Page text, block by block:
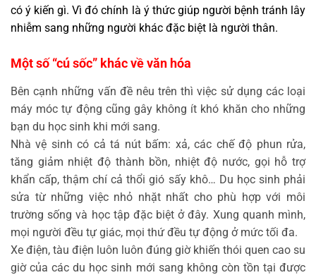
có ý kiến gì. Vì đó chính là ý thức giúp người bệnh tránh lây
nhiễm sang những người khác đặc biệt là người thân.
Một số “cú sốc” khác về văn hóa
Bên cạnh những vấn đề nêu trên thì việc sử dụng các loại
máy móc tự động cũng gây không ít khó khăn cho những
bạn du học sinh khi mới sang.
Nhà vệ sinh có cả tá nút bấm: xả, các chế độ phun rửa,
tăng giảm nhiệt độ thành bồn, nhiệt độ nước, gọi hỗ trợ
khẩn cấp, thậm chí cả thổi gió sấy khô… Du học sinh phải
sửa từ những việc nhỏ nhặt nhất cho phù hợp với môi
trường sống và học tập đặc biệt ở đây. Xung quanh mình,
mọi người đều tự giác, mọi thứ đều tự động ở mức tối đa.
Xe điện, tàu điện luôn luôn đúng giờ khiến thói quen cao su
giờ của các du học sinh mới sang không còn tồn tại được